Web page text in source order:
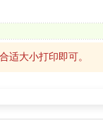
适大小打印即可。